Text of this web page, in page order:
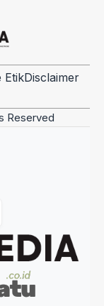
EtikDisclaimer
Reserved